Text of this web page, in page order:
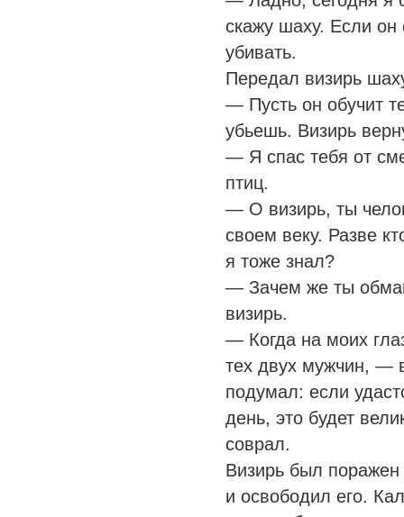
скажу шаху. Если он
убивать.
Передал визирь
— Пусть он обучит
убьешь. Визирь
— Я спас тебя от
птиц.
— О визирь, ты
своем веку. Разве
я тоже знал?
— Зачем же ты
визирь.
— Когда на моих
тех двух мужчин, —
подумал: если
день, это будет
соврал.
Визирь был
и освободил его.